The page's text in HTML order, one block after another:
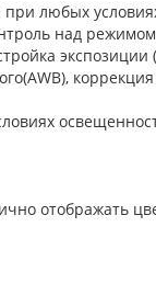
любых
над
экспозиции
отображать